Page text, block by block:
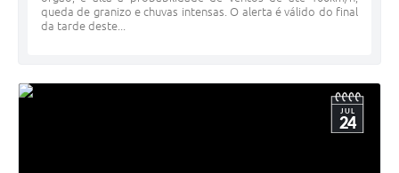
queda de granizo e chuvas intensas. O alerta é válido do final
da tarde deste...
JUL
24